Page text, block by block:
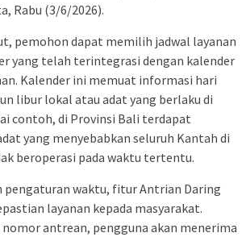
Rabu (3/6/2026).
pemohon dapat memilih jadwal layanan
yang telah terintegrasi dengan kalender
Kalender ini memuat informasi hari
libur lokal atau adat yang berlaku di
contoh, di Provinsi Bali terdapat
yang menyebabkan seluruh Kantah di
beroperasi pada waktu tertentu.
pengaturan waktu, fitur Antrian Daring
layanan kepada masyarakat.
antrean, pengguna akan menerima